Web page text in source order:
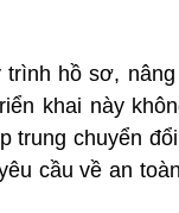
hồ sơ,
khai này
trung chuyển
cầu về an